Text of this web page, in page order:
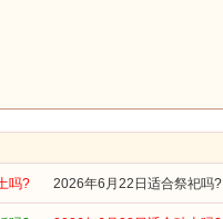
吗? 2026年6月22日适合祭祀吗?